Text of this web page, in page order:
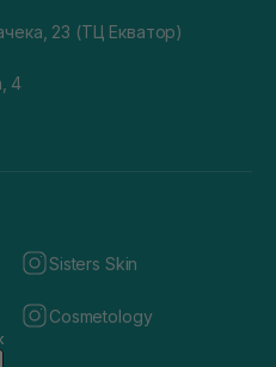
23 (ТЦ Екватор)
4
Sisters Skin
Cosmetology